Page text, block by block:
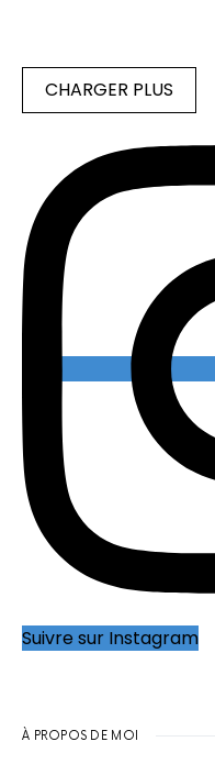
CHARGER PLUS
Suivre sur Instagram
À PROPOS DE MOI